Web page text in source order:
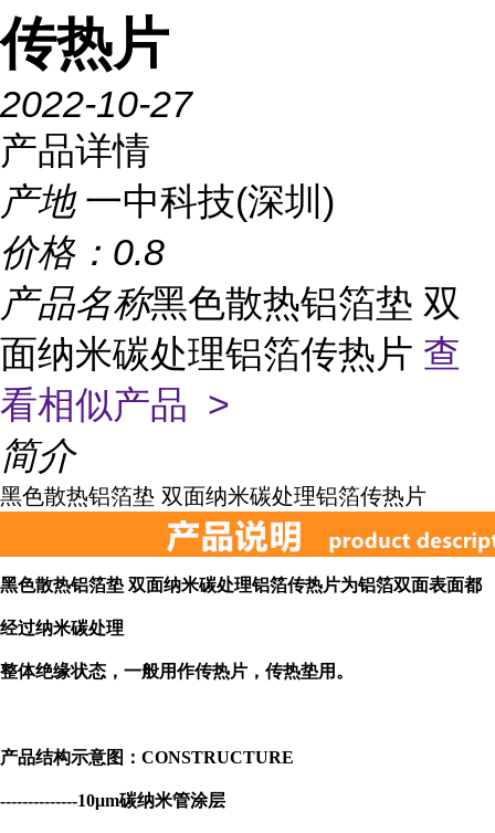
传热片
2022-10-27
产品详情
产地 一中科技(深圳)
价格： 0.8
产品名称黑色散热铝箔垫 双
面纳米碳处理铝箔传热片 查
看相似产品 >
简介
黑色散热铝箔垫 双面纳米碳处理铝箔传热片
黑色散热铝箔垫 双面纳米碳处理铝箔传热片为铝箔双面表面都
经过纳米碳处理
整体绝缘状态，一般用作传热片，传热垫用。
产品结构示意图：CONSTRUCTURE
--------------10μm碳纳米管涂层